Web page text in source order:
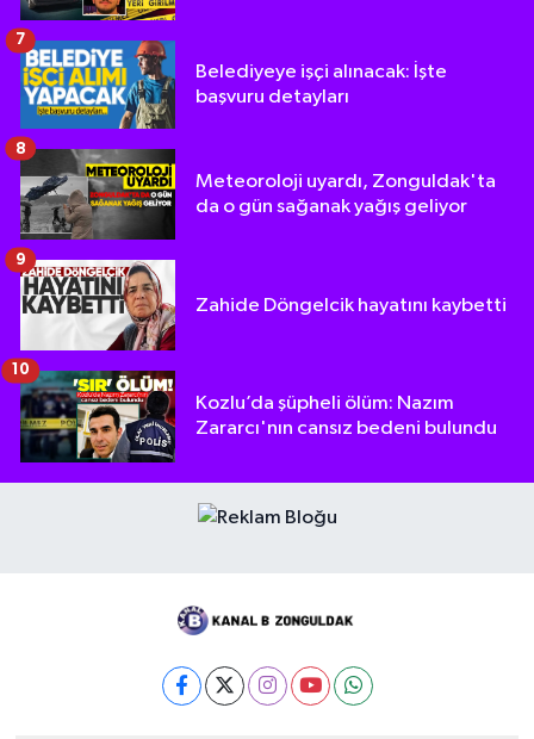
Belediyeye işçi alınacak: İşte
başvuru detayları
7
Meteoroloji uyardı, Zonguldak'ta
da o gün sağanak yağış geliyor
8
Zahide Döngelcik hayatını kaybetti
9
Kozlu’da şüpheli ölüm: Nazım
Zararcı'nın cansız bedeni bulundu
10